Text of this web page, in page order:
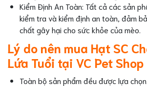
Kiểm Định An Toàn: Tất cả các sản
kiểm tra và kiểm định an toàn, đảm
chất gây hại cho sức khỏe của mèo.
Lý do nên mua Hạt SC
Lứa Tuổi tại VC Pet Shop
Toàn bộ sản phẩm đều được lựa